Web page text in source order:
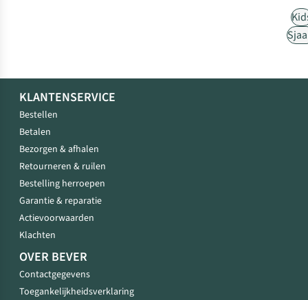
KLANTENSERVICE
Bestellen
Betalen
Bezorgen & afhalen
Retourneren & ruilen
Bestelling herroepen
Garantie & reparatie
Actievoorwaarden
Klachten
OVER BEVER
Contactgegevens
Toegankelijkheidsverklaring